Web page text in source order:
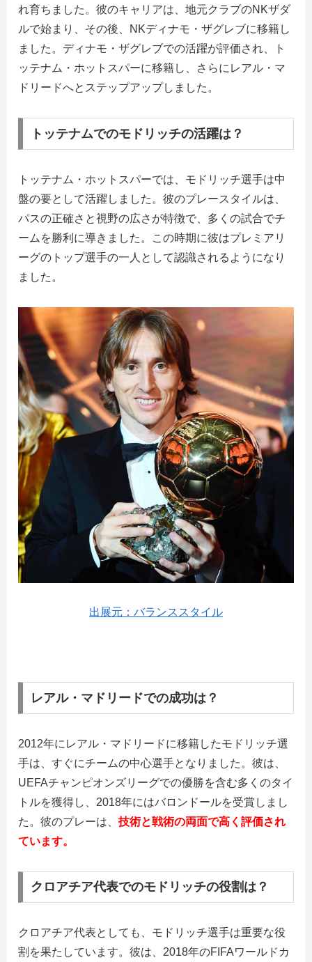
れ育ちました。彼のキャリアは、地元クラブのNKザダ
ルで始まり、その後、NKディナモ・ザグレブに移籍し
ました。ディナモ・ザグレブでの活躍が評価され、ト
ッテナム・ホットスパーに移籍し、さらにレアル・マ
ドリードへとステップアップしました。
トッテナムでのモドリッチの活躍は？
トッテナム・ホットスパーでは、モドリッチ選手は中
盤の要として活躍しました。彼のプレースタイルは、
パスの正確さと視野の広さが特徴で、多くの試合でチ
ームを勝利に導きました。この時期に彼はプレミアリ
ーグのトップ選手の一人として認識されるようになり
ました。
出展元：バランススタイル
レアル・マドリードでの成功は？
2012年にレアル・マドリードに移籍したモドリッチ選
手は、すぐにチームの中心選手となりました。彼は、
UEFAチャンピオンズリーグでの優勝を含む多くのタイ
トルを獲得し、2018年にはバロンドールを受賞しまし
た。彼のプレーは、 技術と戦術の両面で高く評価され
ています。
クロアチア代表でのモドリッチの役割は？
クロアチア代表としても、モドリッチ選手は重要な役
割を果たしています。彼は、2018年のFIFAワールドカ